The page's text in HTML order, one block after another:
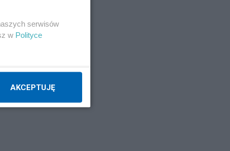
serwisów
w Polityce
AKCEPTUJĘ